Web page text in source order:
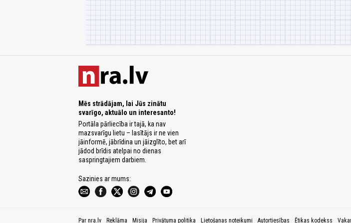
Mēs strādājam, lai Jūs zinātu
svarīgo, aktuālo un interesanto!
Portāla pārliecība ir tajā, ka nav
mazsvarīgu lietu – lasītājs ir ne vien
jāinformē, jābrīdina un jāizglīto, bet arī
jādod brīdis atelpai no dienas
saspringtajiem darbiem.
Sazinies ar mums:
Par nra.lv Reklāma Misija Privātuma politika Lietošanas noteikumi Autortiesības Ētikas kodekss